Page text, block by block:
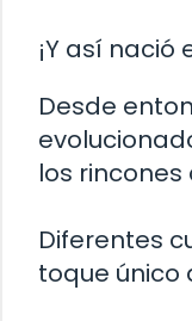
¡Y así
Desde
los
Diferentes
toque único